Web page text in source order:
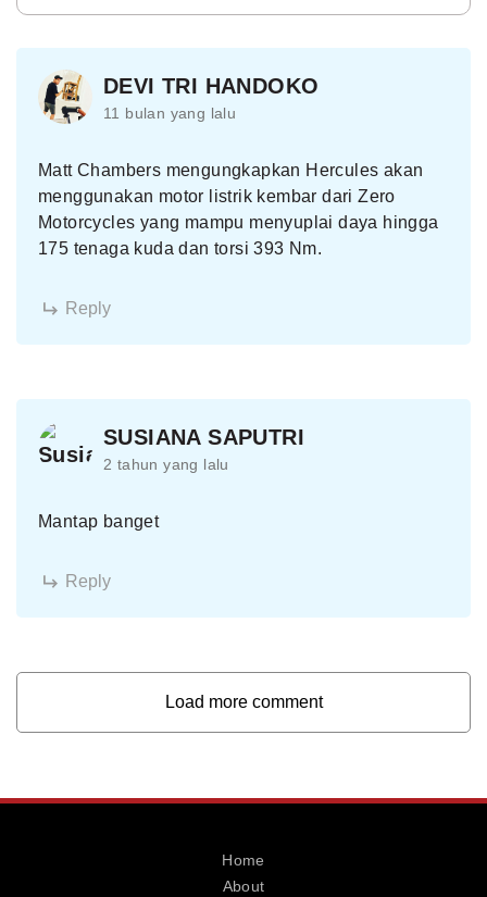
DEVI TRI HANDOKO
11 bulan yang lalu
Matt Chambers mengungkapkan Hercules akan
menggunakan motor listrik kembar dari Zero
Motorcycles yang mampu menyuplai daya hingga
175 tenaga kuda dan torsi 393 Nm.
Reply
SUSIANA SAPUTRI
2 tahun yang lalu
Mantap banget
Reply
Load more comment
Home
About